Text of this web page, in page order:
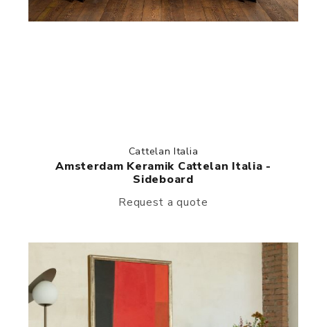
Cattelan Italia
Amsterdam Keramik Cattelan Italia -
Sideboard
Request a quote